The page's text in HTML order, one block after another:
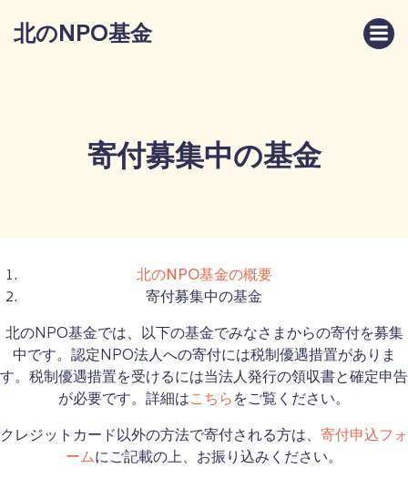
ス
キ
北のNPO基金
寄付募集中の基金
北のNPO基金の概要
寄付募集中の基金
北のNPO基金では、以下の基金でみなさまからの寄付を募集
中です。認定NPO法人への寄付には税制優遇措置がありま
す。税制優遇措置を受けるには当法人発行の領収書と確定申告
が必要です。詳細はこちらをご覧ください。
クレジットカード以外の方法で寄付される方は、 寄付申込フォ
ームにご記載の上、お振り込みください。